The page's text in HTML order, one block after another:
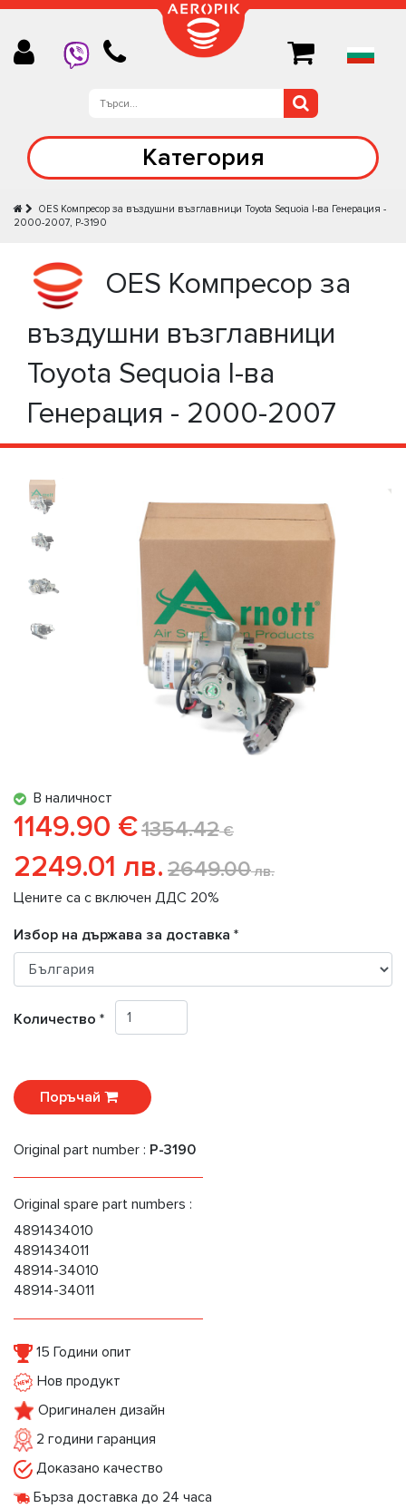
Категория
OES Компресор за въздушни възглавници Toyota Sequoia I-ва Генерация -
2000-2007, P-3190
OES Компресор за
въздушни възглавници
Toyota Sequoia I-ва
Генерация - 2000-2007
В наличност
1149.90 €1354.42€
2249.01 лв. 2649.00лв.
Цените са с включен ДДС 20%
Избор на държава за доставка *
Количество *
Поръчай
Original part number : P-3190
Original spare part numbers :
4891434010
4891434011
48914-34010
48914-34011
15 Години опит
Нов продукт
Оригинален дизайн
2 години гаранция
Доказано качество
Бърза доставка до 24 часа